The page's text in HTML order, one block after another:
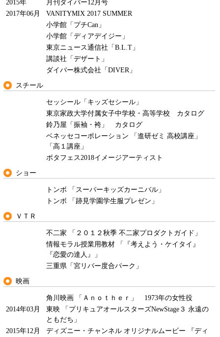
2015年
月刊ダイバー12月号
2017年06月
VANITYMIX 2017 SUMMER
小学館「プチCan」
小学館「ディアデイジー」
東京ニュース通信社「B.L.T」
講談社「デザート」
ダイバー株式会社「DIVER」
スチール
セッシール「キッズセシール」
東京家政大学付属女子中学校・高等学校 カタログ
鈴乃屋「振袖・袴」 カタログ
ベネッセコーポレーション 「進研ゼミ 高校講座」
「高１講座」
ポタフェス2018イメージアーティスト
ショー
トンボ 「スーパーキッズカーニバル」
トンボ 「跡見学園学生服プレゼン」
ＶＴＲ
不二家 「２０１２秋季 不二家プロダクトガイド」
情報モラル授業用教材 「『考えよう・ケイタイ』
『恋愛の達人』」
三重県「宮リバー度合パーク」
映画
角川映画 「Ａｎｏｔｈｅｒ」 1973年の女性役
2014年03月
東映 「プリキュアオールスターズNewStage３ 永遠の
ともだち」
2015年12月
ディズニー・チャンネル オリジナルムービー 『ディ